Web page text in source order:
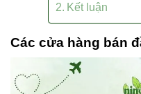
Kết luận
Các cửa hàng bán